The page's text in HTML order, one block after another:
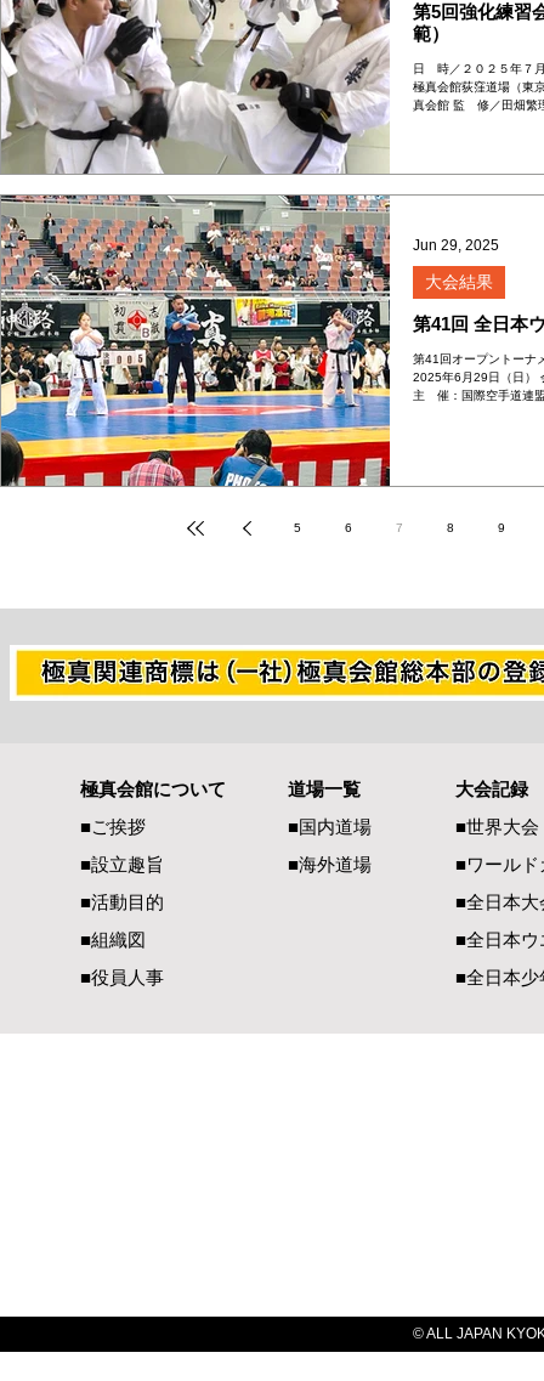
第5回強化練習
範）
日 時／２０２５年７
極真会館荻窪道場（
真会館 監 修／田畑繁
第41回 全日本
第41回オープントーナ
2025年6月29日（日）
主 催：国際空手道連
大会結果
Jun 29, 2025
5 6 7 8 9
極真会館について
■ご挨拶
■設立趣旨
■活動目的
■組織図
■役員人事
道場一覧
■国内道場
■海外道場
大会記録
■世界大会
​■ワールド
■全日本大
■全日本
■全日本
© ALL JAPAN